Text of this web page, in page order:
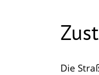
Die